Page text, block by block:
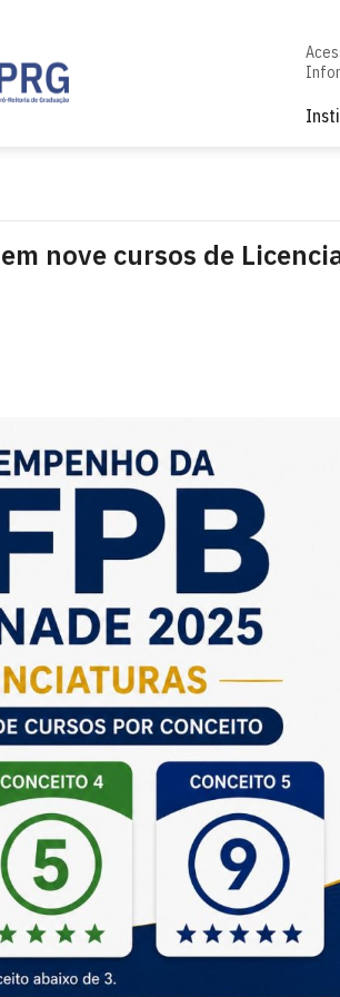
nove cursos de